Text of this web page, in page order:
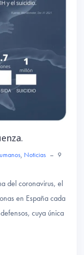
, Noticias – 9
del coronavirus, el
en España cada
cuya única